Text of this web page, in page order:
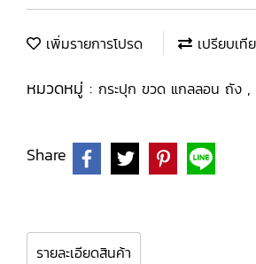
เพิ่มรายการโปรด เปรียบเที
หมวดหมู่ : กระปุก ขวด แกลลอน ถัง ,
Share
รายละเอียดสินค้า